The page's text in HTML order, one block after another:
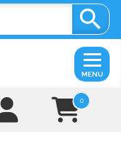

0
MENU